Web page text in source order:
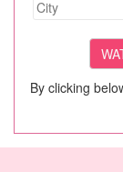
By clicking